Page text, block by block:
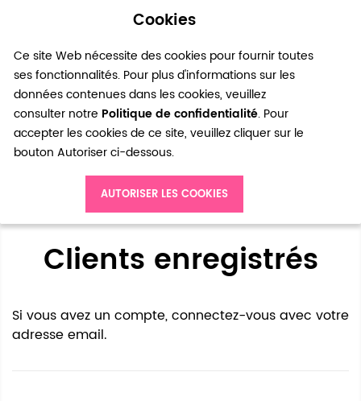
Cookies
Ce site Web nécessite des cookies pour fournir toutes
ses fonctionnalités. Pour plus d'informations sur les
données contenues dans les cookies, veuillez
consulter notre Politique de confidentialité. Pour
accepter les cookies de ce site, veuillez cliquer sur le
bouton Autoriser ci-dessous.
AUTORISER LES COOKIES
0
Accès client
Clients enregistrés
Si vous avez un compte, connectez-vous avec votre
adresse email.